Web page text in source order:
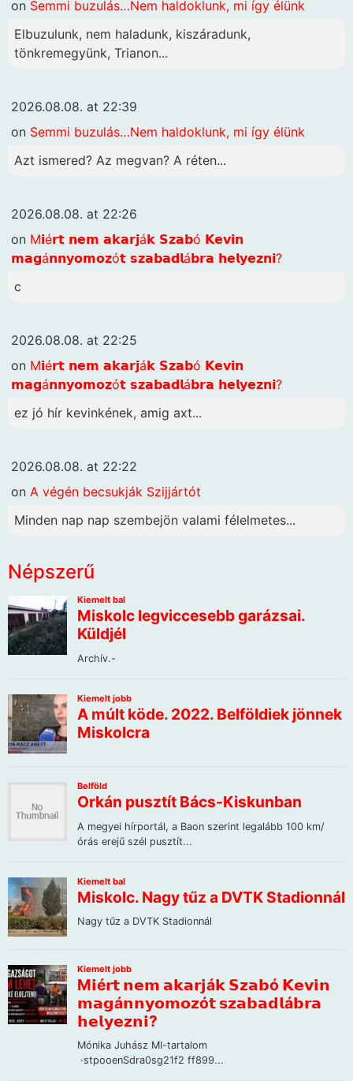
on Semmi buzulás…Nem haldoklunk, mi így élünk
Elbuzulunk, nem haladunk, kiszáradunk,
tönkremegyünk, Trianon...
2026.08.08. at 22:39
on Semmi buzulás…Nem haldoklunk, mi így élünk
Azt ismered? Az megvan? A réten...
2026.08.08. at 22:26
on M𝗶é𝗿𝘁 𝗻𝗲𝗺 𝗮𝗸𝗮𝗿𝗷á𝗸 𝗦𝘇𝗮𝗯ó 𝗞𝗲𝘃𝗶𝗻
𝗺𝗮𝗴á𝗻𝗻𝘆𝗼𝗺𝗼𝘇ó𝘁 𝘀𝘇𝗮𝗯𝗮𝗱𝗹á𝗯𝗿𝗮 𝗵𝗲𝗹𝘆𝗲𝘇𝗻𝗶?
c
2026.08.08. at 22:25
on M𝗶é𝗿𝘁 𝗻𝗲𝗺 𝗮𝗸𝗮𝗿𝗷á𝗸 𝗦𝘇𝗮𝗯ó 𝗞𝗲𝘃𝗶𝗻
𝗺𝗮𝗴á𝗻𝗻𝘆𝗼𝗺𝗼𝘇ó𝘁 𝘀𝘇𝗮𝗯𝗮𝗱𝗹á𝗯𝗿𝗮 𝗵𝗲𝗹𝘆𝗲𝘇𝗻𝗶?
ez jó hír kevinkének, amig axt...
2026.08.08. at 22:22
on A végén becsukják Szijjártót
Minden nap nap szembejön valami félelmetes...
Népszerű